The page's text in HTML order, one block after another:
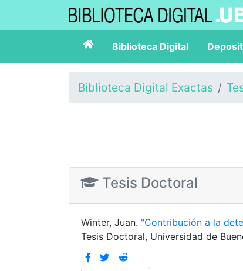
Biblioteca Digital
Biblioteca Digital Exactas
Tesis Doctoral
Winter, Juan. "Contribución a la
Tesis Doctoral, Universidad de